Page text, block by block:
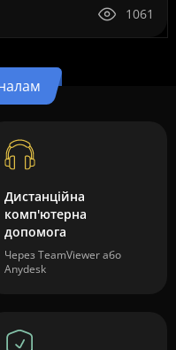
1061
Дистанційна
комп'ютерна
допомога
Через TeamViewer або
Anydesk